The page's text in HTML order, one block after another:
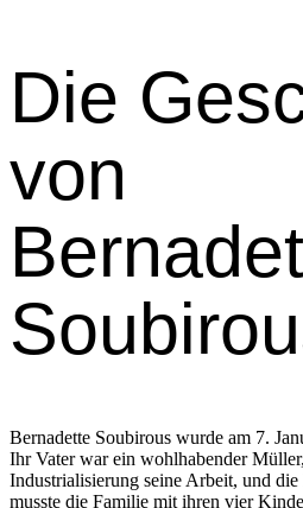
Die
von​
Bernadette Soubirous wurde am 7.
Ihr Vater war ein wohlhaben­der
Indus­tri­al­isierung seine Arbeit, und
musste die Fam­i­lie mit ihren vier